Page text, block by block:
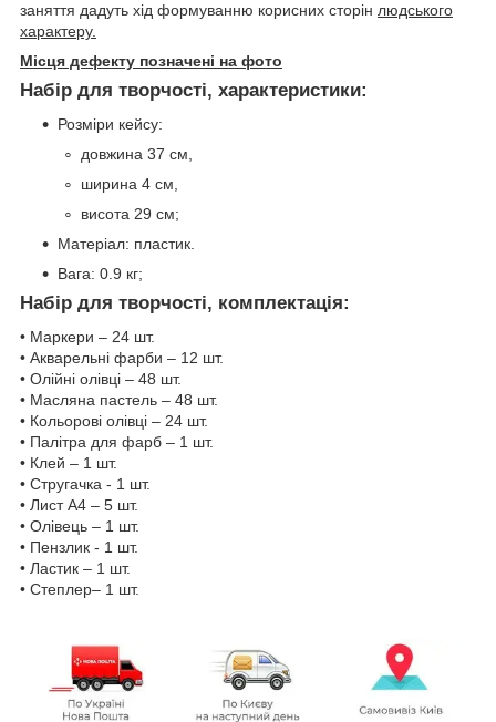
заняття дадуть хід формуванню корисних сторін людського
характеру.
Місця дефекту позначені на фото
Набір для творчості, характеристики:
Розміри кейсу:
довжина 37 см,
ширина 4 см,
висота 29 см;
Матеріал: пластик.
Вага: 0.9 кг;
Набір для творчості, комплектація:
• Маркери – 24 шт.
• Акварельні фарби – 12 шт.
• Олійні олівці – 48 шт.
• Масляна пастель – 48 шт.
• Кольорові олівці – 24 шт.
• Палітра для фарб – 1 шт.
• Клей – 1 шт.
• Стругачка - 1 шт.
• Лист А4 – 5 шт.
• Олівець – 1 шт.
• Пензлик - 1 шт.
• Ластик – 1 шт.
• Степлер– 1 шт.